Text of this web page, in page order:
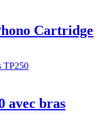
Cartridge
avec bras